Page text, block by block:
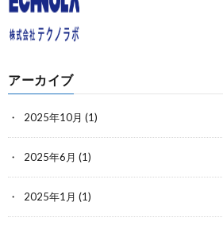
アーカイブ
2025年10月 (1)
2025年6月 (1)
2025年1月 (1)